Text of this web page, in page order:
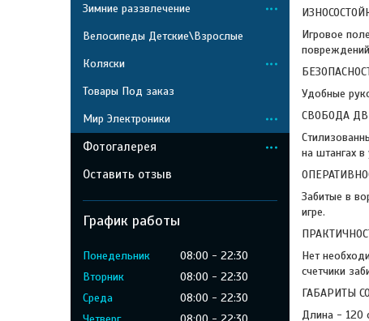
Игровое
Удобные
СВОБОДА
на штангах
Забитые в
игре.
Нет
счетчики
ГАБАРИТЫ
Длина - 120
Зимние раззвлечение
Велосипеды Детские\Взрослые
Коляски
Товары Под заказ
Мир Электроники
Фотогалерея
Оставить отзыв
График работы
Понедельник 08:00
22:30
Вторник
08:00
22:30
Среда
08:00
22:30